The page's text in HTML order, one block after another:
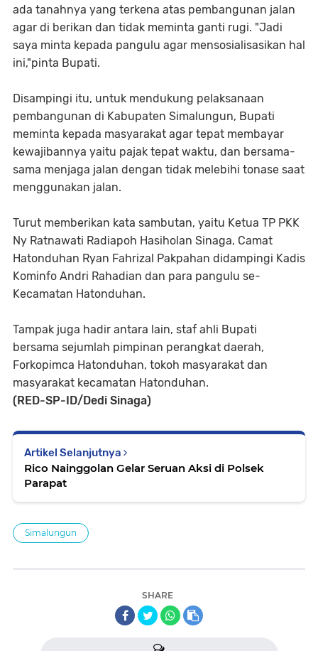
ada tanahnya yang terkena atas pembangunan jalan
agar di berikan dan tidak meminta ganti rugi. "Jadi
saya minta kepada pangulu agar mensosialisasikan hal
ini,"pinta Bupati.
Disampingi itu, untuk mendukung pelaksanaan
pembangunan di Kabupaten Simalungun, Bupati
meminta kepada masyarakat agar tepat membayar
kewajibannya yaitu pajak tepat waktu, dan bersama-
sama menjaga jalan dengan tidak melebihi tonase saat
menggunakan jalan.
Turut memberikan kata sambutan, yaitu Ketua TP PKK
Ny Ratnawati Radiapoh Hasiholan Sinaga, Camat
Hatonduhan Ryan Fahrizal Pakpahan didampingi Kadis
Kominfo Andri Rahadian dan para pangulu se-
Kecamatan Hatonduhan.
Tampak juga hadir antara lain, staf ahli Bupati
bersama sejumlah pimpinan perangkat daerah,
Forkopimca Hatonduhan, tokoh masyarakat dan
masyarakat kecamatan Hatonduhan.
(RED-SP-ID/Dedi Sinaga)
Artikel Selanjutnya
Rico Nainggolan Gelar Seruan Aksi di Polsek
Parapat
Simalungun
SHARE